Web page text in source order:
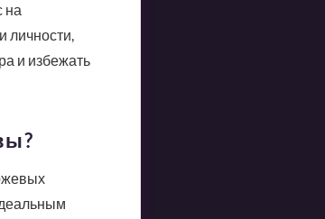
на
личности,
и избежать